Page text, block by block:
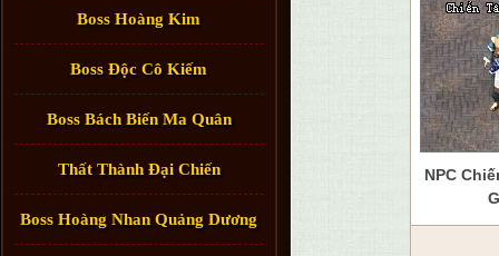
Boss Hoàng Kim
Boss Độc Cô Kiếm
Boss Bách Biến Ma Quân
Thất Thành Đại Chiến
Boss Hoàng Nhan Quảng Dương
NPC